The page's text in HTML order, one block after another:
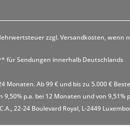
zzgl.Versandkosten, wenn
für Sendungen innerhalb Deutschlands
Ab 99 € und bis zu 5.000 €
p.a. bei 12 Monaten und von
22-24 Boulevard Royal, L-2449